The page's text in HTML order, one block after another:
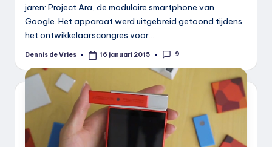
jaren: Project Ara, de modulaire smartphone van
Google. Het apparaat werd uitgebreid getoond tijdens
het ontwikkelaarscongres voor…
Geplaatst
Dennis de Vries 16 januari 2015 9